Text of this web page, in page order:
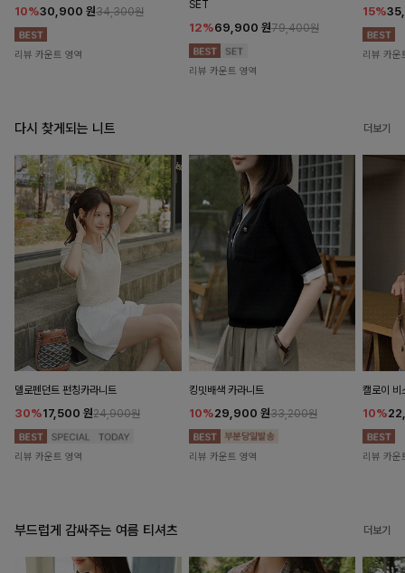
10%30,900 원34,300원
리뷰 카운트 영역
SET
12%69,900 원79,400원
리뷰 카운트 영역
15%
리뷰 카운
다시 찾게되는 니트 더보기
델로펜던트 펀칭카라니트
30%17,500 원24,900원
리뷰 카운트 영역
킹밋배색 카라니트
10%29,900 원33,200원
리뷰 카운트 영역
캘로이 비
10%
리뷰 카운
부드럽게 감싸주는 여름 티셔츠 더보기